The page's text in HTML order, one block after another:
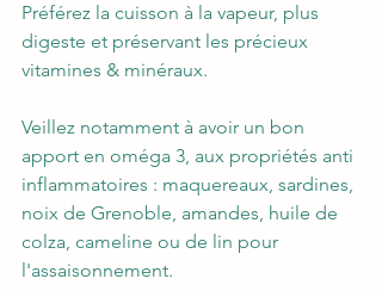
Préférez la cuisson à la vapeur, plus
digeste et préservant les précieux
vitamines & minéraux.
Veillez notamment à avoir un bon
apport en oméga 3, aux propriétés anti
inflammatoires : maquereaux, sardines,
noix de Grenoble, amandes, huile de
colza, cameline ou de lin pour
l'assaisonnement.